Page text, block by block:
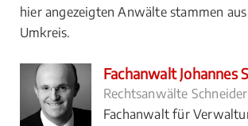
hier angezeigten Anwälte stammen
Umkreis.
Fachanwalt Johannes
Rechtsanwälte
Fachanwalt für